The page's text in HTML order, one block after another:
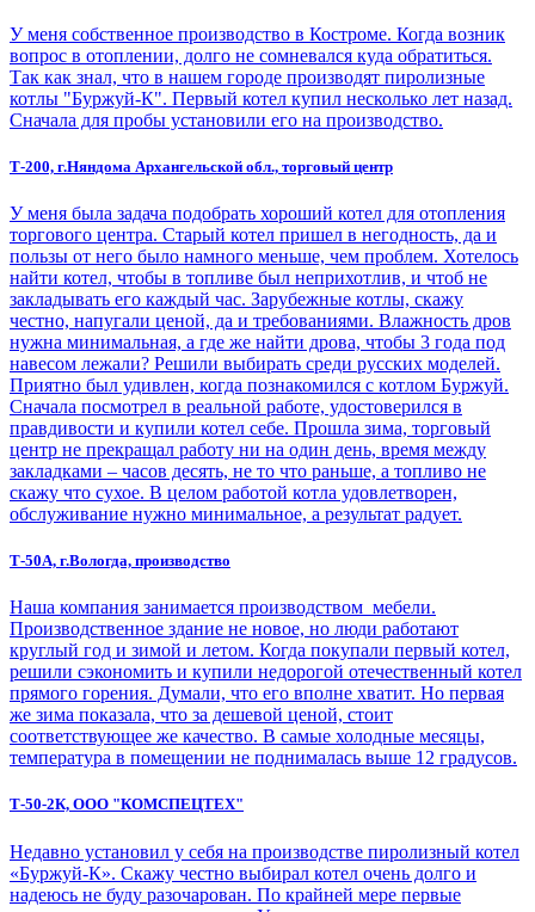
У меня собственное производство в Костроме. Когда возник
вопрос в отоплении, долго не сомневался куда обратиться.
Так как знал, что в нашем городе производят пиролизные
котлы "Буржуй-К". Первый котел купил несколько лет назад.
Сначала для пробы установили его на производство.
Т-200, г.Няндома Архангельской обл., торговый центр
У меня была задача подобрать хороший котел для отопления
торгового центра. Старый котел пришел в негодность, да и
пользы от него было намного меньше, чем проблем. Хотелось
найти котел, чтобы в топливе был неприхотлив, и чтоб не
закладывать его каждый час. Зарубежные котлы, скажу
честно, напугали ценой, да и требованиями. Влажность дров
нужна минимальная, а где же найти дрова, чтобы 3 года под
навесом лежали? Решили выбирать среди русских моделей.
Приятно был удивлен, когда познакомился с котлом Буржуй.
Сначала посмотрел в реальной работе, удостоверился в
правдивости и купили котел себе. Прошла зима, торговый
центр не прекращал работу ни на один день, время между
закладками – часов десять, не то что раньше, а топливо не
скажу что сухое. В целом работой котла удовлетворен,
обслуживание нужно минимальное, а результат радует.
Т-50А, г.Вологда, производство
Наша компания занимается производством мебели.
Производственное здание не новое, но люди работают
круглый год и зимой и летом. Когда покупали первый котел,
решили сэкономить и купили недорогой отечественный котел
прямого горения. Думали, что его вполне хватит. Но первая
же зима показала, что за дешевой ценой, стоит
соответствующее же качество. В самые холодные месяцы,
температура в помещении не поднималась выше 12 градусов.
Т-50-2К, ООО "КОМСПЕЦТЕХ"
Недавно установил у себя на производстве пиролизный котел
«Буржуй-К». Скажу честно выбирал котел очень долго и
надеюсь не буду разочарован. По крайней мере первые